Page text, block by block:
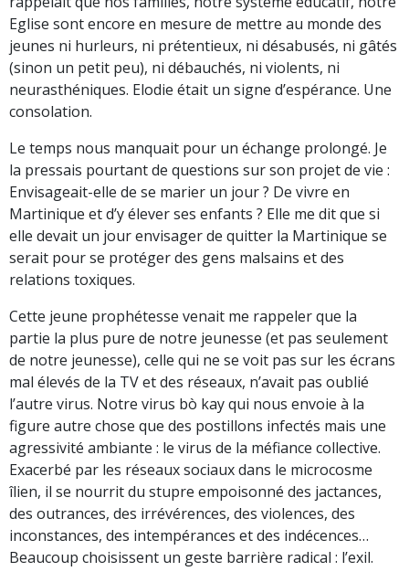
Eglise sont encore en mesure de mettre au monde des
jeunes ni hurleurs, ni prétentieux, ni désabusés, ni gâtés
(sinon un petit peu), ni débauchés, ni violents, ni
neurasthéniques. Elodie était un signe d’espérance. Une
consolation.
Le temps nous manquait pour un échange prolongé. Je
la pressais pourtant de questions sur son projet de vie :
Envisageait-elle de se marier un jour ? De vivre en
Martinique et d’y élever ses enfants ? Elle me dit que si
elle devait un jour envisager de quitter la Martinique se
serait pour se protéger des gens malsains et des
relations toxiques.
Cette jeune prophétesse venait me rappeler que la
partie la plus pure de notre jeunesse (et pas seulement
de notre jeunesse), celle qui ne se voit pas sur les écrans
mal élevés de la TV et des réseaux, n’avait pas oublié
l’autre virus. Notre virus bò kay qui nous envoie à la
figure autre chose que des postillons infectés mais une
agressivité ambiante : le virus de la méfiance collective.
Exacerbé par les réseaux sociaux dans le microcosme
îlien, il se nourrit du stupre empoisonné des jactances,
des outrances, des irrévérences, des violences, des
inconstances, des intempérances et des indécences…
Beaucoup choisissent un geste barrière radical : l’exil.